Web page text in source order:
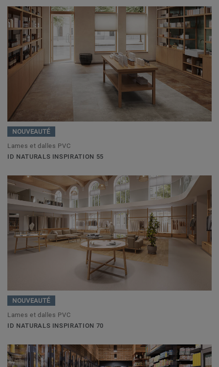
NOUVEAUTÉ
Lames et dalles PVC
ID NATURALS INSPIRATION 55
NOUVEAUTÉ
Lames et dalles PVC
ID NATURALS INSPIRATION 70